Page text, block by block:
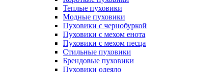
Теплые пуховики
Модные пуховики
Пуховики с чернобуркой
Пуховики с мехом енота
Пуховики с мехом песца
Стильные пуховики
Брендовые пуховики
Пуховики одеяло